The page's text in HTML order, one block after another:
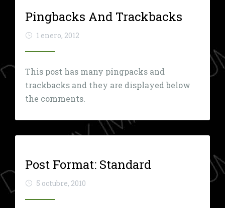
Pingbacks And Trackbacks
1 enero, 2012
This post has many pingpacks and
trackbacks and they are displayed below
the comments.
Post Format: Standard
5 octubre, 2010